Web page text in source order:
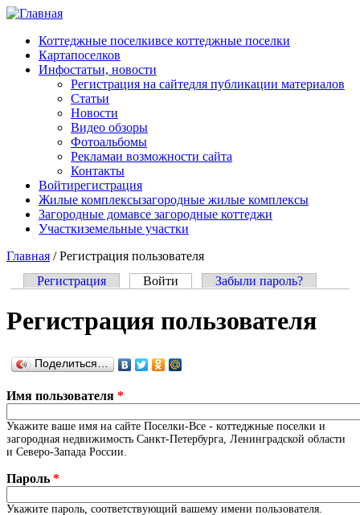
Перейти к основному содержанию
Коттеджные поселкивсе коттеджные поселки
Картапоселков
Инфостатьи, новости
Регистрация на сайтедля публикации материалов
Статьи
Новости
Видео обзоры
Фотоальбомы
Рекламаи возможности сайта
Контакты
Войтирегистрация
Жилые комплексызагородные жилые комплексы
Загородные домавсе загородные коттеджи
Участкиземельные участки
Главная /Регистрация пользователя
Регистрация Войти (активная вкладка)
Забыли пароль?
Регистрация пользователя
Поделиться…
Имя пользователя *
Укажите ваше имя на сайте Поселки-Все - коттеджные поселки и
загородная недвижимость Санкт-Петербурга, Ленинградской области
и Северо-Запада России.
Пароль *
Укажите пароль, соответствующий вашему имени пользователя.